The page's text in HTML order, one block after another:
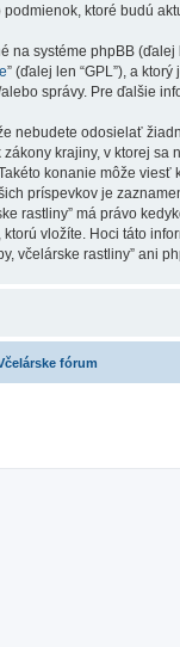
ktoré budú
na systéme phpBB (ďalej
” (ďalej len “GPL”), a
správy. Pre ďalšie
nebudete odosielať
krajiny, v ktorej sa
konanie môže
príspevkov je
rastliny” má právo
vložíte. Hoci táto
včelárske rastliny” ani
fórum